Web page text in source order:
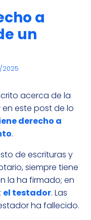
a
un
2025
acerca de la
este post de lo
derecho a
.
de escrituras y
siempre tiene
la ha firmado; en
el testador. Las
ha fallecido.